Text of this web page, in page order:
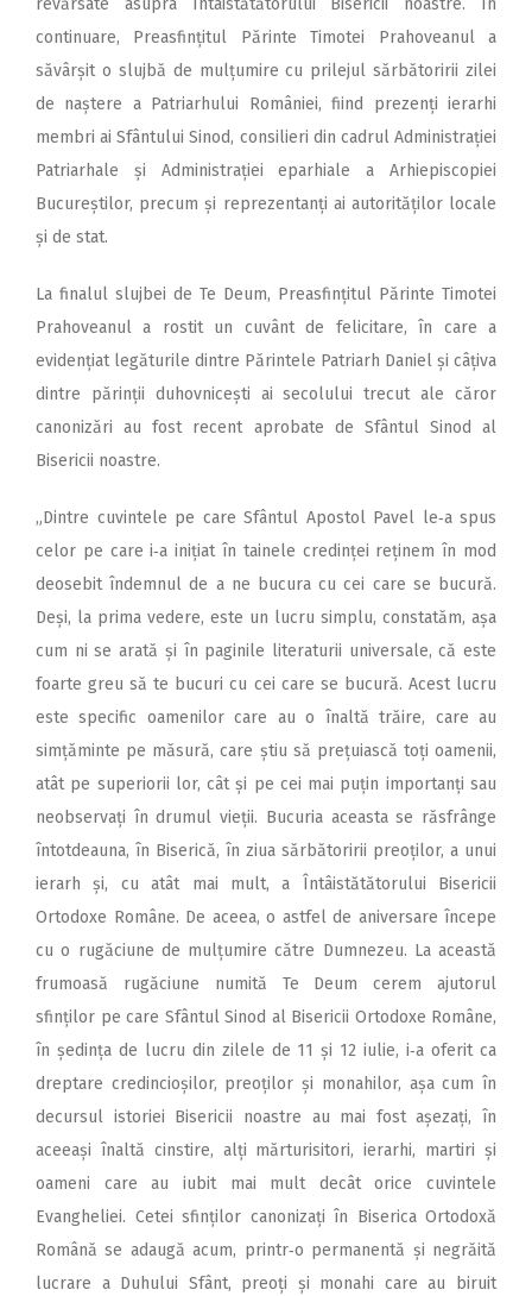
revărsate asupra Întâistătătorului Bisericii noastre. În
continuare, Preasfințitul Părinte Timotei Prahoveanul a
săvârșit o slujbă de mulțumire cu prilejul sărbătoririi zilei
de naștere a Patriarhului României, fiind prezenți ierarhi
membri ai Sfântului Sinod, consilieri din cadrul Administrației
Patriarhale și Administrației eparhiale a Arhiepiscopiei
Bucureștilor, precum și reprezentanți ai autorităților locale
și de stat.
La finalul slujbei de Te Deum, Preasfințitul Părinte Timotei
Prahoveanul a rostit un cuvânt de felicitare, în care a
evidențiat legăturile dintre Părintele Patriarh Daniel și câțiva
dintre părinții duhovnicești ai secolului trecut ale căror
canonizări au fost recent aprobate de Sfântul Sinod al
Bisericii noastre.
„Dintre cuvintele pe care Sfântul Apostol Pavel le‑a spus
celor pe care i‑a inițiat în tainele credinței reținem în mod
deosebit îndemnul de a ne bucura cu cei care se bucură.
Deși, la prima vedere, este un lucru simplu, constatăm, așa
cum ni se arată și în paginile literaturii universale, că este
foarte greu să te bucuri cu cei care se bucură. Acest lucru
este specific oamenilor care au o înaltă trăire, care au
simțăminte pe măsură, care știu să prețuiască toți oamenii,
atât pe superiorii lor, cât și pe cei mai puțin importanți sau
neob­servați în drumul vieții. Bucuria aceasta se răsfrânge
întotdeauna, în Biserică, în ziua sărbătoririi preoților, a unui
ierarh și, cu atât mai mult, a Întâistătătorului Bisericii
Ortodoxe Române. De aceea, o astfel de aniversare începe
cu o rugăciune de mulțumire către Dumnezeu. La această
frumoasă rugăciune numită Te Deum cerem ajutorul
sfinților pe care Sfântul Sinod al Bisericii Ortodoxe Române,
în ședința de lucru din zilele de 11 și 12 iulie, i‑a oferit ca
dreptare credincioșilor, preoților și monahilor, așa cum în
decursul istoriei Bisericii noastre au mai fost așezați, în
aceeași înaltă cinstire, alți mărturisitori, ierarhi, martiri și
oameni care au iubit mai mult decât orice cuvintele
Evangheliei. Cetei sfinților canonizați în Biserica Ortodoxă
Română se adaugă acum, printr‑o permanentă și negrăită
lucrare a Duhului Sfânt, preoți și monahi care au biruit